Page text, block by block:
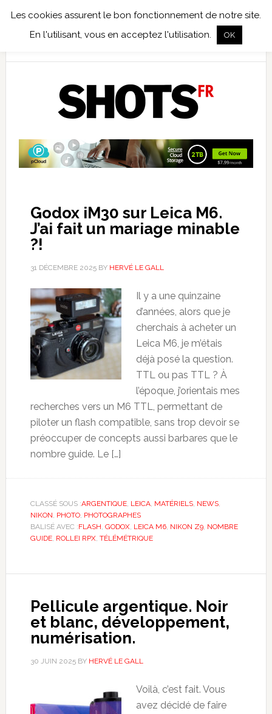
Godox iM30 sur Leica M6.
J’ai fait un mariage minable
?!
31 DÉCEMBRE 2025BY HERVÉ LE GALL
Il y a une quinzaine
d’années, alors que je
cherchais à acheter un
Leica M6, je m’étais
déjà posé la question.
TTL ou pas TTL ? À
l’époque, j’orientais mes
recherches vers un M6 TTL, permettant de
piloter un flash compatible, sans trop devoir se
préoccuper de concepts aussi barbares que le
nombre guide. Le […]
CLASSÉ SOUS :ARGENTIQUE, LEICA, MATÉRIELS, NEWS,
NIKON PHOTO, PHOTOGRAPHES
BALISÉ AVEC :FLASH GODOX, LEICA M6, NIKON Z9, NOMBRE
GUIDE, ROLLEI RPX, TÉLÉMÉTRIQUE
Pellicule argentique. Noir
et blanc, développement,
numérisation.
30 JUIN 2025BY HERVÉ LE GALL
Voilà, c’est fait. Vous
avez décidé de faire
Les cookies assurent le bon fonctionnement de notre site.
En l'utilisant, vous en acceptez l'utilisation.
OK